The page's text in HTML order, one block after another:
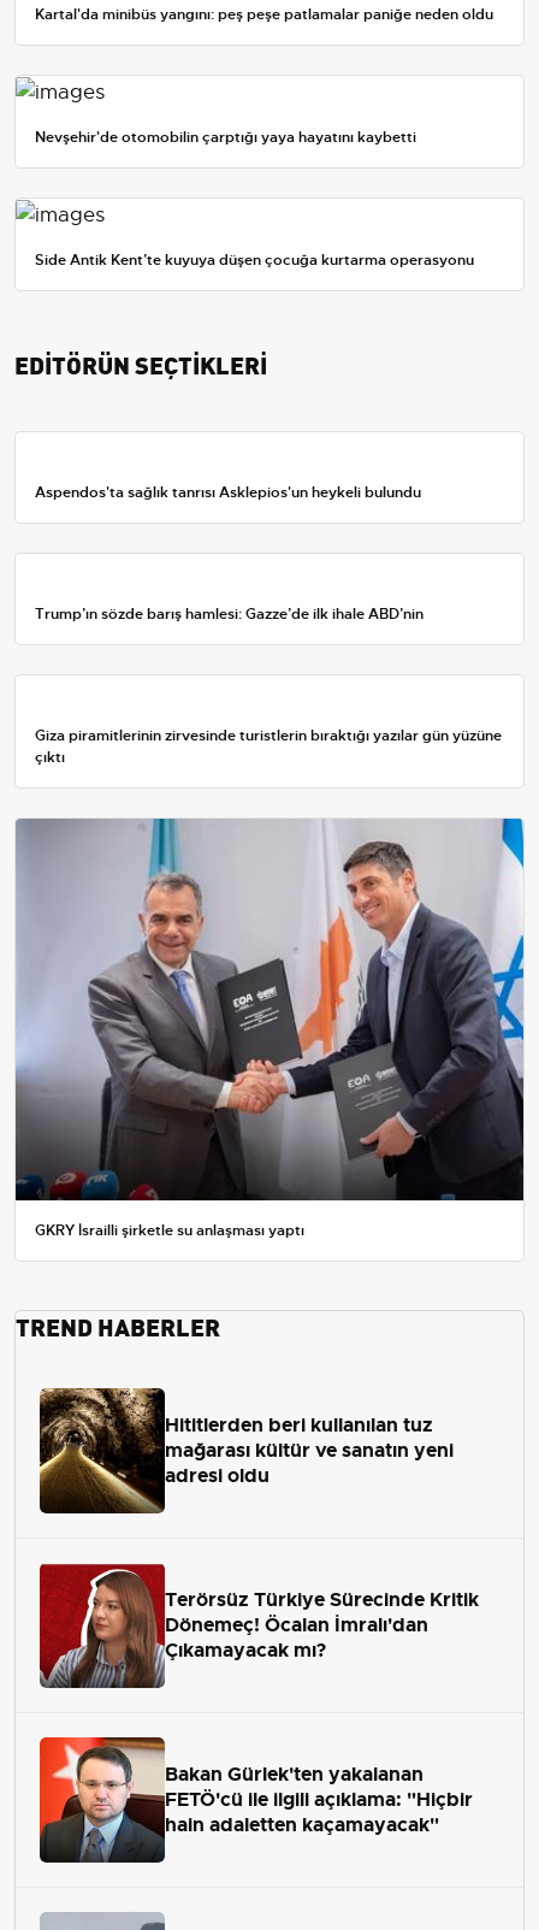
Kartal'da minibüs yangını: peş peşe patlamalar paniğe neden oldu
Nevşehir'de otomobilin çarptığı yaya hayatını kaybetti
Side Antik Kent’te kuyuya düşen çocuğa kurtarma operasyonu
EDİTÖRÜN SEÇTİKLERİ
Aspendos'ta sağlık tanrısı Asklepios'un heykeli bulundu
Trump’ın sözde barış hamlesi: Gazze’de ilk ihale ABD’nin
Giza piramitlerinin zirvesinde turistlerin bıraktığı yazılar gün yüzüne
çıktı
GKRY İsrailli şirketle su anlaşması yaptı
TREND HABERLER
Hititlerden beri kullanılan tuz
mağarası kültür ve sanatın yeni
adresi oldu
Terörsüz Türkiye Sürecinde Kritik
Dönemeç! Öcalan İmralı'dan
Çıkamayacak mı?
Bakan Gürlek'ten yakalanan
FETÖ'cü ile ilgili açıklama: "Hiçbir
hain adaletten kaçamayacak"